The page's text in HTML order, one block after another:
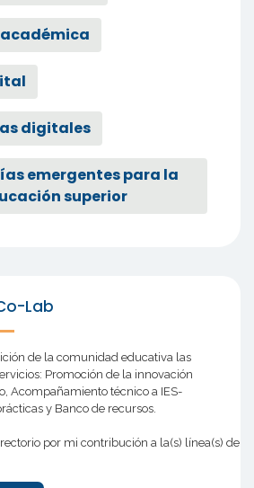
digitales
emergentes para la
superior
Lab
de la comunidad educativa las
Promoción de la innovación
Acompañamiento técnico a IES-
y Banco de recursos.
por mi contribución a la(s) línea(s) de